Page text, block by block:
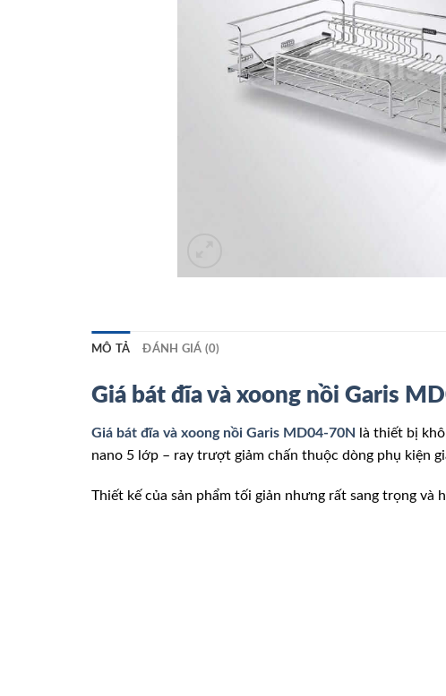
MÔ TẢ ĐÁNH GIÁ (0)
Giá bát đĩa và xoong nồi Garis
Giá bát đĩa và xoong nồi Garis MD04-70N là thiết bị
nano 5 lớp – ray trượt giảm chấn thuộc dòng phụ kiện
Thiết kế của sản phẩm tối giản nhưng rất sang trọng và